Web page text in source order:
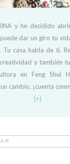
y he decidido
dar un giro tu
Tu casa habla de ti.
y también
en Feng Shui
cambio, ¡cuenta
[+]